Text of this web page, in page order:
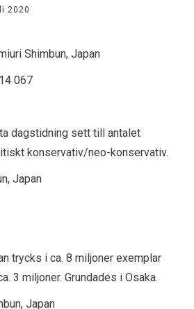
2020
Shimbun, Japan
067
dagstidning sett till antalet
konservativ/neo-konservativ.
Japan
trycks i ca. 8 miljoner exemplar
3 miljoner. Grundades i Osaka.
Japan